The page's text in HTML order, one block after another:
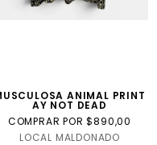
ANIMAL PRINT
AY NOT DEAD
COMPRAR POR $890,00
LOCAL MALDONADO